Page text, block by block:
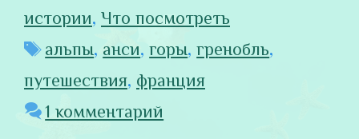
истории, Что посмотреть
Метки
альпы, анси,горы,гренобль,
путешествия, франция
1 комментарий